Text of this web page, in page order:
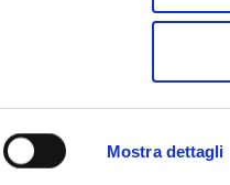
Mostra dettagli